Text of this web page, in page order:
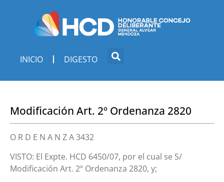
INICIO DIGESTO
Modificación Art. 2º Ordenanza 2820
O R D E N A N Z A 3432
VISTO: El Expte. HCD 6450/07, por el cual se S/
Modificación Art. 2º Ordenanza 2820, y;